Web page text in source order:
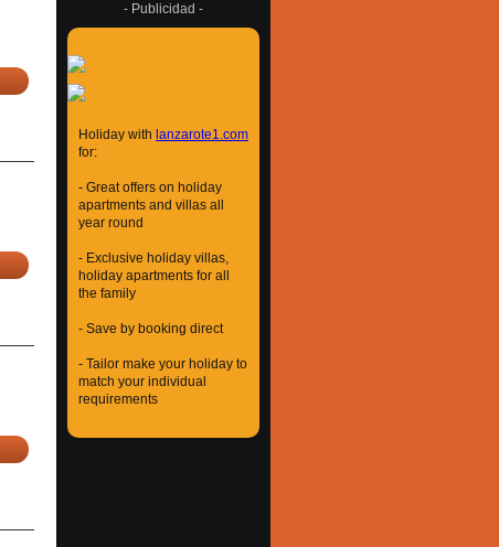
- Publicidad -
Holiday with lanzarote1.com
for:
- Great offers on holiday
apartments and villas all
year round
- Exclusive holiday villas,
holiday apartments for all
the family
- Save by booking direct
- Tailor make your holiday to
match your individual
requirements